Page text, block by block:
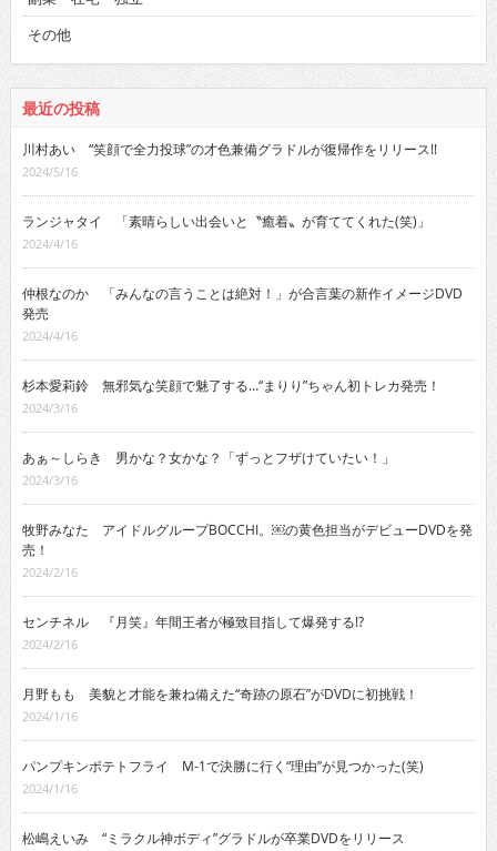
その他
最近の投稿
川村あい “笑顔で全力投球”の才色兼備グラドルが復帰作をリリース!!
2024/5/16
ランジャタイ 「素晴らしい出会いと〝癒着〟が育ててくれた(笑)」
2024/4/16
仲根なのか 「みんなの言うことは絶対！」が合言葉の新作イメージDVD
発売
2024/4/16
杉本愛莉鈴 無邪気な笑顔で魅了する…“まりり”ちゃん初トレカ発売！
2024/3/16
あぁ～しらき 男かな？女かな？「ずっとフザけていたい！」
2024/3/16
牧野みなた アイドルグループBOCCHI。￼の黄色担当がデビューDVDを発
売！
2024/2/16
センチネル 『月笑』年間王者が極致目指して爆発する!?
2024/2/16
月野もも 美貌と才能を兼ね備えた“奇跡の原石”がDVDに初挑戦！
2024/1/16
パンプキンポテトフライ M-1で決勝に行く“理由”が見つかった(笑)
2024/1/16
松嶋えいみ “ミラクル神ボディ”グラドルが卒業DVDをリリース